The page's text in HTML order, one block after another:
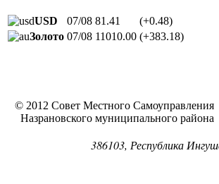
USD 07/08 81.41
(+0.48)
Золото 07/08 11010.00 (+383.18)
© 2012 Совет Местного Самоуправления
Назрановского муниципального района
386103, Республика